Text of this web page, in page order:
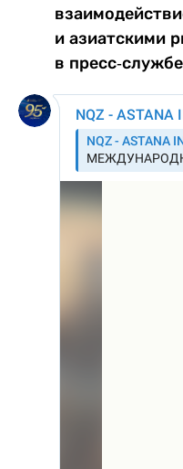
и азиатскими
в пресс-